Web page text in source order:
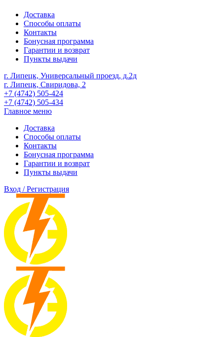
Доставка
Способы оплаты
Контакты
Бонусная программа
Гарантии и возврат
Пункты выдачи
г. Липецк, Универсальный проезд, д.2д
г. Липецк, Свиридова, 2
+7 (4742) 505-424
+7 (4742) 505-434
Главное меню
Доставка
Способы оплаты
Контакты
Бонусная программа
Гарантии и возврат
Пункты выдачи
Вход / Регистрация